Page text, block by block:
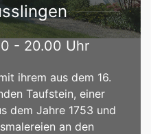
- 20.00 Uhr
ihrem aus dem 16.
Taufstein, einer
dem Jahre 1753 und
an den